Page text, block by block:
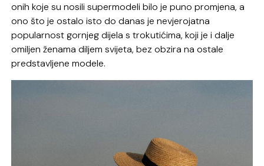
onih koje su nosili supermodeli bilo je puno promjena, a
ono što je ostalo isto do danas je nevjerojatna
popularnost gornjeg dijela s trokutićima, koji je i dalje
omiljen ženama diljem svijeta, bez obzira na ostale
predstavljene modele.